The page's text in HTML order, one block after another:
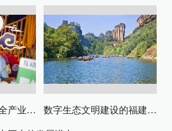
从票根经济到文旅全产业链升级 数字生态文明建设的福建路径与启示